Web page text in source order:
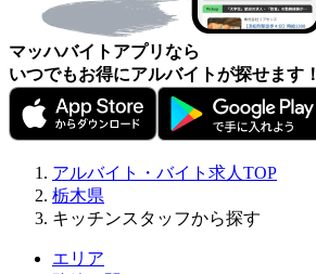
マッハバイトアプリなら
いつでもお得にアルバイトが探せます！
アルバイト・バイト求人TOP
栃木県
キッチンスタッフから探す
エリア